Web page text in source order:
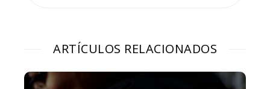
ARTÍCULOS RELACIONADOS